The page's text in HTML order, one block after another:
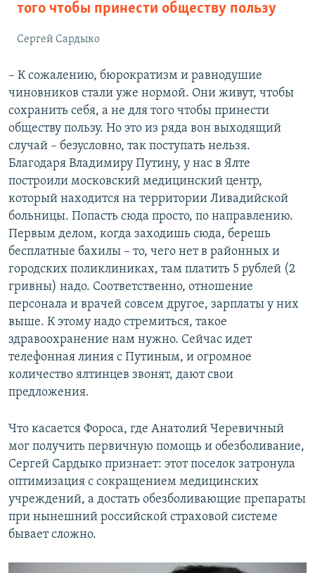
того чтобы принести обществу пользу
Сергей Сардыко
– К сожалению, бюрократизм и равнодушие
чиновников стали уже нормой. Они живут, чтобы
сохранить себя, а не для того чтобы принести
обществу пользу. Но это из ряда вон выходящий
случай – безусловно, так поступать нельзя.
Благодаря Владимиру Путину, у нас в Ялте
построили московский медицинский центр,
который находится на территории Ливадийской
больницы. Попасть сюда просто, по направлению.
Первым делом, когда заходишь сюда, берешь
бесплатные бахилы – то, чего нет в районных и
городских поликлиниках, там платить 5 рублей (2
гривны) надо. Соответственно, отношение
персонала и врачей совсем другое, зарплаты у них
выше. К этому надо стремиться, такое
здравоохранение нам нужно. Сейчас идет
телефонная линия с Путиным, и огромное
количество ялтинцев звонят, дают свои
предложения.
Что касается Фороса, где Анатолий Черевичный
мог получить первичную помощь и обезболивание,
Сергей Сардыко признает: этот поселок затронула
оптимизация с сокращением медицинских
учреждений, а достать обезболивающие препараты
при нынешний российской страховой системе
бывает сложно.